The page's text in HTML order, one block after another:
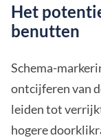
Het
benutten
Schema-
ontcijferen van
leiden tot
hogere